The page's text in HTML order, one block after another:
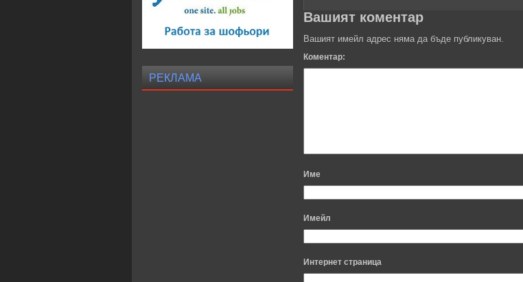
Вашият коментар
Вашият имейл адрес няма да бъде публикуван.
Коментар:
Име
Имейл
Интернет страница
РЕКЛАМА